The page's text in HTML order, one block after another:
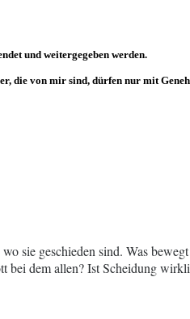
und weitergegeben werden.
die von mir sind, dürfen nur mit
sie geschieden sind. Was
dem allen? Ist Scheidung